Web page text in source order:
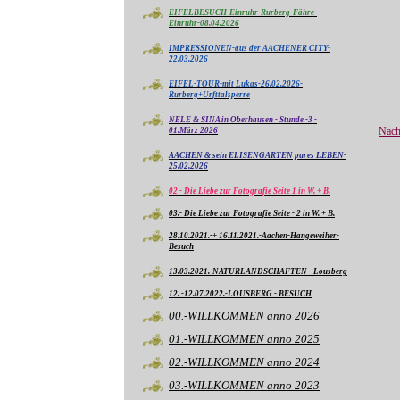
EIFELBESUCH-Einruhr-Rurberg-Fähre-
Einruhr-08.04.2026
IMPRESSIONEN-aus der AACHENER CITY-
22.03.2026
EIFEL-TOUR-mit Lukas-26.02.2026-
Rurberg+Urfttalsperre
NELE & SINA in Oberhausen - Stunde -3 -
01.März 2026
AACHEN & sein ELISENGARTEN pures LEBEN-
25.02.2026
02 - Die Liebe zur Fotografie Seite 1 in W. + B.
03.- Die Liebe zur Fotografie Seite - 2 in W. + B.
28.10.2021.-+ 16.11.2021.-Aachen-Hangeweiher-
Besuch
13.03.2021.-NATURLANDSCHAFTEN - Lousberg
12. -12.07.2022.-LOUSBERG - BESUCH
00.-WILLKOMMEN anno 2026
01.-WILLKOMMEN anno 2025
02.-WILLKOMMEN anno 2024
03.-WILLKOMMEN anno 2023